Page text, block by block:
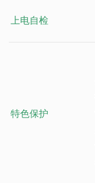
上电自检
特色保护